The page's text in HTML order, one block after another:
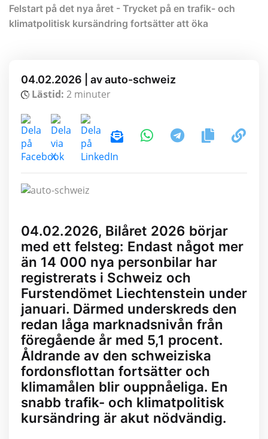
Felstart på det nya året - Trycket på en trafik- och
klimatpolitisk kursändring fortsätter att öka
04.02.2026 | av auto-schweiz
Lästid: 2 minuter
04.02.2026, Bilåret 2026 börjar
med ett felsteg: Endast något mer
än 14 000 nya personbilar har
registrerats i Schweiz och
Furstendömet Liechtenstein under
januari. Därmed underskreds den
redan låga marknadsnivån från
föregående år med 5,1 procent.
Åldrande av den schweiziska
fordonsflottan fortsätter och
klimamålen blir ouppnåeliga. En
snabb trafik- och klimatpolitisk
kursändring är akut nödvändig.